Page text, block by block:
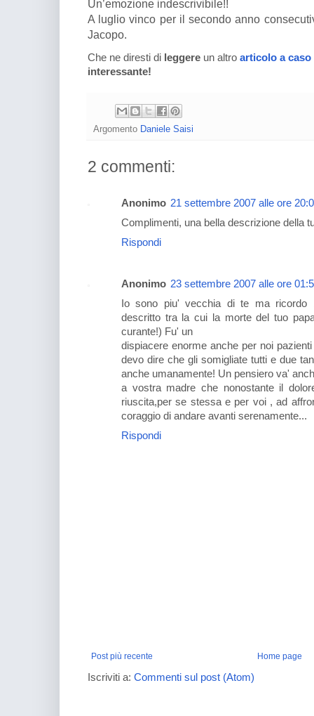
Un’emozione indescrivibile!!
A luglio vinco per il secondo anno
Jacopo.
Che ne diresti di leggere un altro articolo a caso
interessante!
Argomento Daniele Saisi
2 commenti:
Anonimo 21 settembre 2007 alle ore
Complimenti, una bella descrizione della
Rispondi
Anonimo 23 settembre 2007 alle ore
Io sono piu' vecchia di te ma ricordo
descritto tra la cui la morte del tuo
curante!) Fu' un
dispiacere enorme anche per noi
devo dire che gli somigliate tutti e due
anche umanamente! Un pensiero va'
a vostra madre che nonostante il
riuscita,per se stessa e per voi , ad
coraggio di andare avanti serenamente...
Rispondi
Post più recente Home page
Iscriviti a: Commenti sul post (Atom)